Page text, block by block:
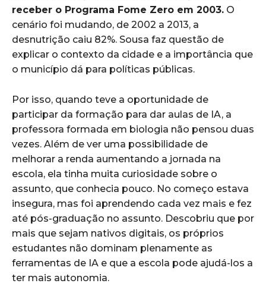
receber o Programa Fome Zero em 2003. O
cenário foi mudando, de 2002 a 2013, a
desnutrição caiu 82%. Sousa faz questão de
explicar o contexto da cidade e a importância que
o município dá para políticas públicas.
Por isso, quando teve a oportunidade de
participar da formação para dar aulas de IA, a
professora formada em biologia não pensou duas
vezes. Além de ver uma possibilidade de
melhorar a renda aumentando a jornada na
escola, ela tinha muita curiosidade sobre o
assunto, que conhecia pouco. No começo estava
insegura, mas foi aprendendo cada vez mais e fez
até pós-graduação no assunto. Descobriu que por
mais que sejam nativos digitais, os próprios
estudantes não dominam plenamente as
ferramentas de IA e que a escola pode ajudá-los a
ter mais autonomia.